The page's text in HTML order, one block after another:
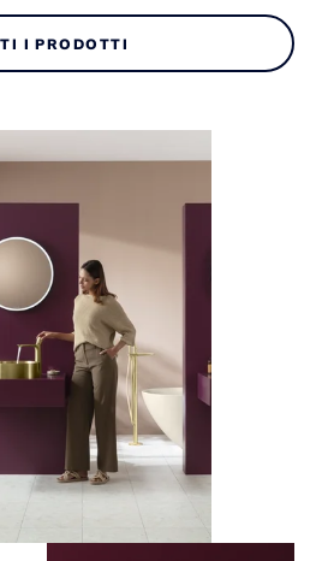
I PRODOTTI